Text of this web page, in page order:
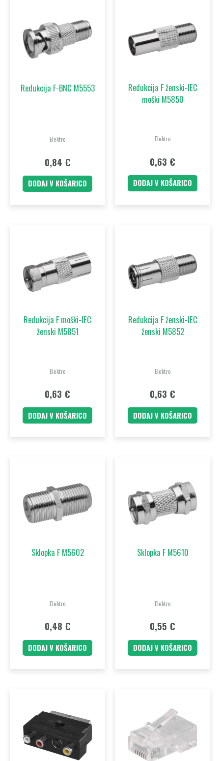
Redukcija F-BNC M5553
Elektro
0,84 €
DODAJ V KOŠARICO
Redukcija F ženski-IEC
moški M5850
Elektro
0,63 €
DODAJ V KOŠARICO
Redukcija F moški-IEC
ženski M5851
Elektro
0,63 €
DODAJ V KOŠARICO
Redukcija F ženski-IEC
ženski M5852
Elektro
0,63 €
DODAJ V KOŠARICO
Sklopka F M5602
Elektro
0,48 €
DODAJ V KOŠARICO
Sklopka F M5610
Elektro
0,55 €
DODAJ V KOŠARICO